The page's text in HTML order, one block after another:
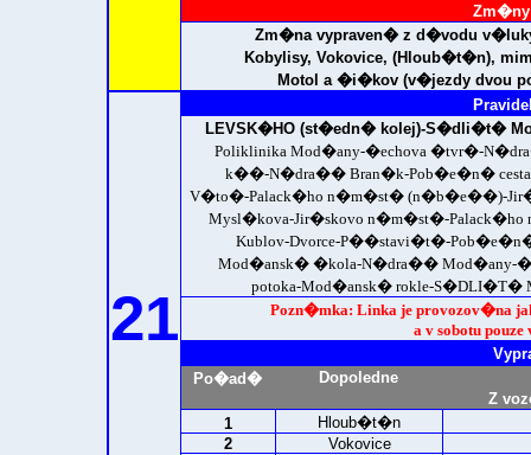
Zm�ny
Zm�na vypraven� z d�vodu
Kobylisy, Vokovice, (Hloub�t�n),
Motol a �i�kov (v�jezdy dvou
21
LEVSK�HO (st�edn� kolej)-S�dli�t�
Poliklinika Mod�any-�echova �tvr�-
k��-N�dra�� Bran�k-Pob�e�n�
V�to�-Palack�ho n�m�st� (n�b�e��)-
Mysl�kova-Jir�skovo n�m�st�-
Kublov-Dvorce-P��stavi�t�-
Mod�ansk� �kola-N�dra�� Mod�any-
potoka-Mod�ansk� rokle-S�DLI�T�
Pozn�mka: Linka je provozov�na
a v sobotu pouze
Po�ad�
Dopoledne
Z
1
Hloub�t�n
2
Vokovice